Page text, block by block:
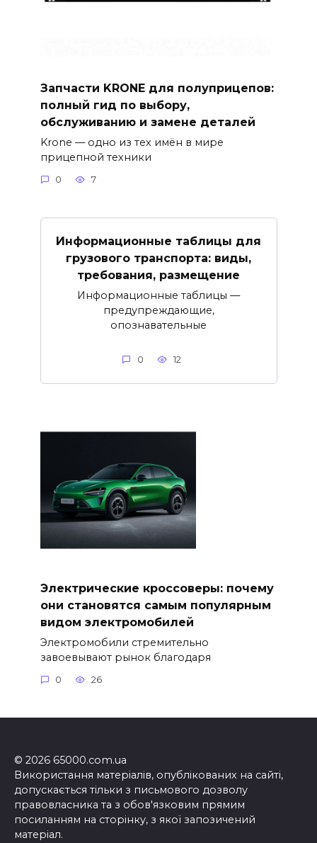
Запчасти KRONE для полуприцепов:
полный гид по выбору,
обслуживанию и замене деталей
Krone — одно из тех имён в мире
прицепной техники
0 7
Информационные таблицы для
грузового транспорта: виды,
требования, размещение
Информационные таблицы —
предупреждающие,
опознавательные
0 12
Электрические кроссоверы: почему
они становятся самым популярным
видом электромобилей
Электромобили стремительно
завоевывают рынок благодаря
0 26
© 2026 65000.com.ua
Використання матеріалів, опублікованих на сайті,
допускається тільки з письмового дозволу
правовласника та з обов'язковим прямим
посиланням на сторінку, з якої запозичений
матеріал.